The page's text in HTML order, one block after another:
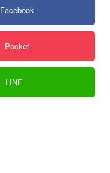
Facebook
Pocket
LINE